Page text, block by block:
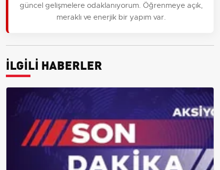
güncel gelişmelere odaklanıyorum. Öğrenmeye açık,
meraklı ve enerjik bir yapım var.
İLGİLİ HABERLER